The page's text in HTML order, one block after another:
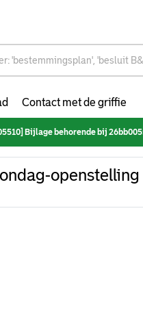
Contact met de griffie
Bijlage behorende bij 26bb005511 over Evaluatie zondag-
openstelling